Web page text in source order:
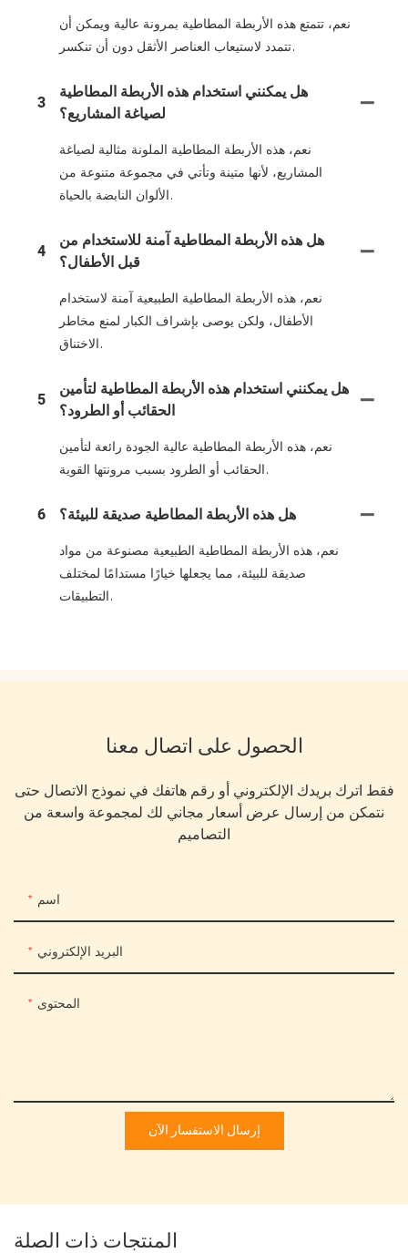
نعم، تتمتع هذه الأربطة المطاطية بمرونة عالية ويمكن أن
تتمدد لاستيعاب العناصر الأثقل دون أن تنكسر.
3
هل يمكنني استخدام هذه الأربطة المطاطية
لصياغة المشاريع؟
نعم، هذه الأربطة المطاطية الملونة مثالية لصياغة
المشاريع، لأنها متينة وتأتي في مجموعة متنوعة من
الألوان النابضة بالحياة.
4
هل هذه الأربطة المطاطية آمنة للاستخدام من
قبل الأطفال؟
نعم، هذه الأربطة المطاطية الطبيعية آمنة لاستخدام
الأطفال، ولكن يوصى بإشراف الكبار لمنع مخاطر
الاختناق.
5
هل يمكنني استخدام هذه الأربطة المطاطية لتأمين
الحقائب أو الطرود؟
نعم، هذه الأربطة المطاطية عالية الجودة رائعة لتأمين
الحقائب أو الطرود بسبب مرونتها القوية.
6 هل هذه الأربطة المطاطية صديقة للبيئة؟
نعم، هذه الأربطة المطاطية الطبيعية مصنوعة من مواد
صديقة للبيئة، مما يجعلها خيارًا مستدامًا لمختلف
التطبيقات.
الحصول على اتصال معنا
فقط اترك بريدك الإلكتروني أو رقم هاتفك في نموذج الاتصال حتى
نتمكن من إرسال عرض أسعار مجاني لك لمجموعة واسعة من
التصاميم
اسم
البريد الإلكتروني
المحتوى
إرسال الاستفسار الآن
المنتجات ذات الصلة